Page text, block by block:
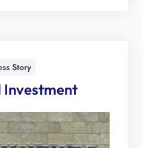
Story
Investment